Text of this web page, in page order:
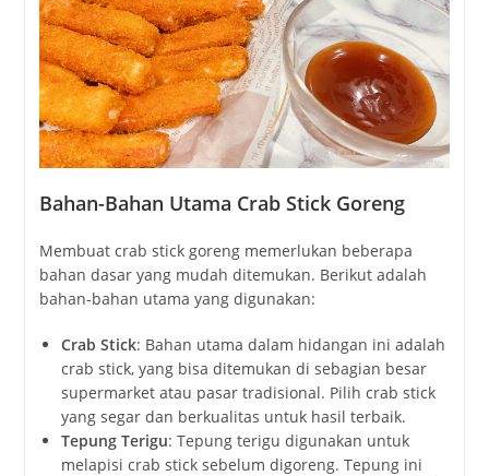
Bahan-Bahan Utama Crab Stick Goreng
Membuat crab stick goreng memerlukan beberapa
bahan dasar yang mudah ditemukan. Berikut adalah
bahan-bahan utama yang digunakan:
Crab Stick: Bahan utama dalam hidangan ini adalah
crab stick, yang bisa ditemukan di sebagian besar
supermarket atau pasar tradisional. Pilih crab stick
yang segar dan berkualitas untuk hasil terbaik.
Tepung Terigu: Tepung terigu digunakan untuk
melapisi crab stick sebelum digoreng. Tepung ini